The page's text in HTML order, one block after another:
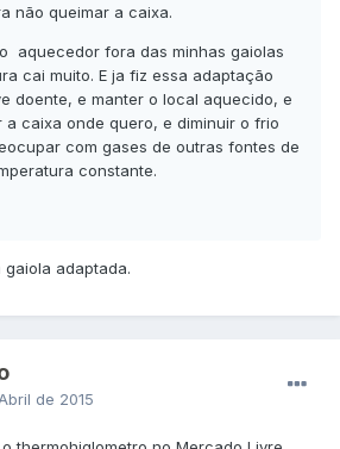
não queimar a caixa.
aquecedor fora das minhas gaiolas
cai muito. E ja fiz essa adaptação
doente, e manter o local aquecido, e
a caixa onde quero, e diminuir o frio
com gases de outras fontes de
constante.
adaptada.
de 2015